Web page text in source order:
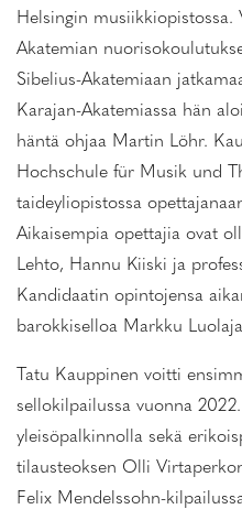
Helsingin
Akatemian
Sibelius-Akatemiaan
Karajan-Akatemiassa hän
häntä ohjaa Martin Löhr.
Hochschule für Musik und
taideyliopistossa
Aikaisempia opettajia ovat
Lehto, Hannu Kiiski ja
Kandidaatin opintojensa
barokkiselloa Markku
Tatu Kauppinen voitti
sellokilpailussa vuonna
yleisöpalkinnolla sekä
tilausteoksen Olli
Felix Mendelssohn-